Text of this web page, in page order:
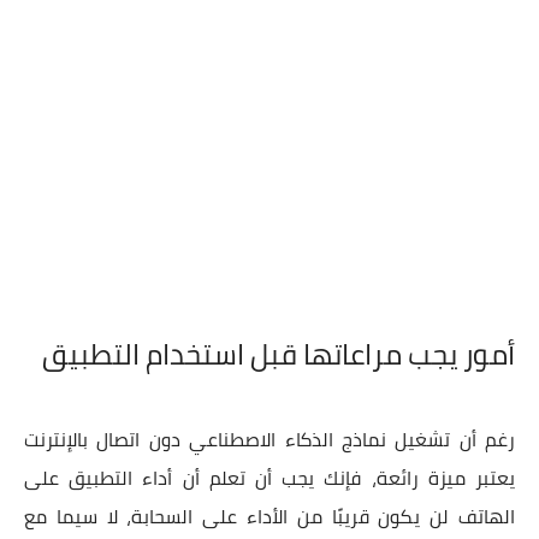
أمور يجب مراعاتها قبل استخدام التطبيق
رغم أن تشغيل نماذج الذكاء الاصطناعي دون اتصال بالإنترنت
يعتبر ميزة رائعة، فإنك يجب أن تعلم أن أداء التطبيق على
الهاتف لن يكون قريبًا من الأداء على السحابة، لا سيما مع